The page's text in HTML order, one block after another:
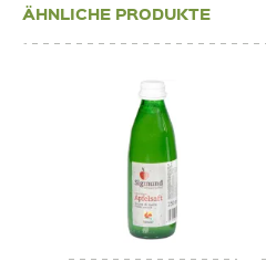
ÄHNLICHE PRODUKTE